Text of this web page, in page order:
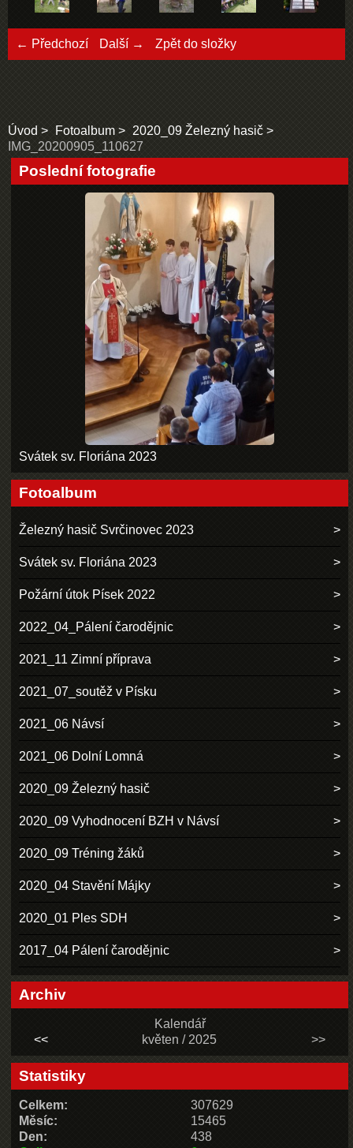
← Předchozí Další → Zpět do složky
Úvod Fotoalbum
2020_09 Železný hasič
IMG_20200905_110627
Poslední fotografie
Svátek sv. Floriána 2023
Fotoalbum
Železný hasič Svrčinovec 2023
Svátek sv. Floriána 2023
Požární útok Písek 2022
2022_04_Pálení čarodějnic
2021_11 Zimní příprava
2021_07_soutěž v Písku
2021_06 Návsí
2021_06 Dolní Lomná
2020_09 Železný hasič
2020_09 Vyhodnocení BZH v Návsí
2020_09 Tréning žáků
2020_04 Stavění Májky
2020_01 Ples SDH
2017_04 Pálení čarodějnic
Archiv
Kalendář
<<
květen / 2025 >>
Statistiky
Celkem:
307629
Měsíc:
15465
Den:
438